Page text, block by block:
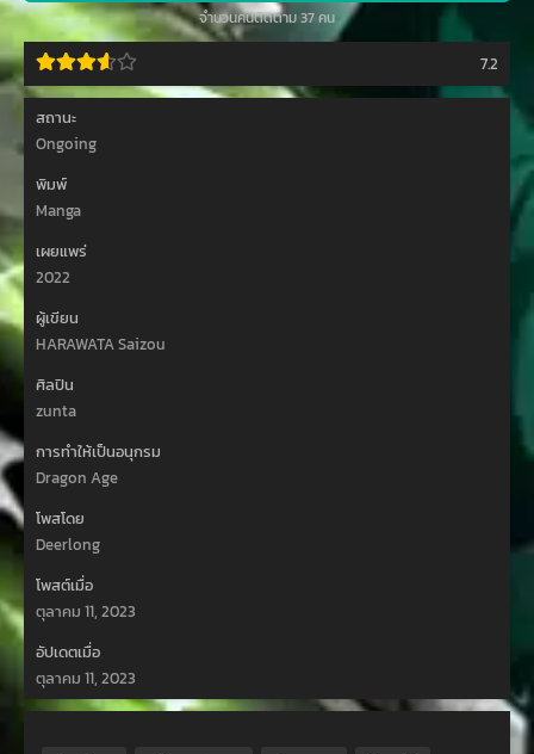
จำนวนคนติดตาม 37 คน
7.2
สถานะ
Ongoing
พิมพ์
Manga
เผยแพร่
2022
ผู้เขียน
HARAWATA Saizou
ศิลปิน
zunta
การทำให้เป็นอนุกรม
Dragon Age
โพสโดย
Deerlong
โพสต์เมื่อ
ตุลาคม 11, 2023
อัปเดตเมื่อ
ตุลาคม 11, 2023